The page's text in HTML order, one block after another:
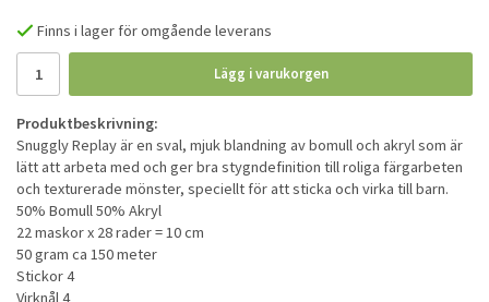
Finns i lager för omgående leverans
Lägg i varukorgen
Produktbeskrivning:
Snuggly Replay är en sval, mjuk blandning av bomull och akryl som är
lätt att arbeta med och ger bra stygndefinition till roliga färgarbeten
och texturerade mönster, speciellt för att sticka och virka till barn.
50% Bomull 50% Akryl
22 maskor x 28 rader = 10 cm
50 gram ca 150 meter
Stickor 4
Virknål 4